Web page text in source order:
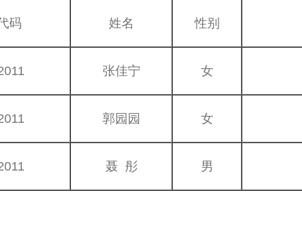
码 姓名 性别
张佳宁 女
郭园园 女
聂 彤 男